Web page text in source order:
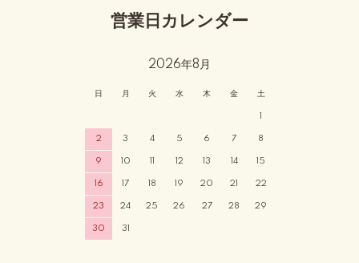
営業日カレンダー
2026年8月
日 月 火 水 木 金 土
1
2 3 4 5 6 7 8
9 10 11 12 13 14 15
16 17 18 19 20 21 22
23 24 25 26 27 28 29
30 31